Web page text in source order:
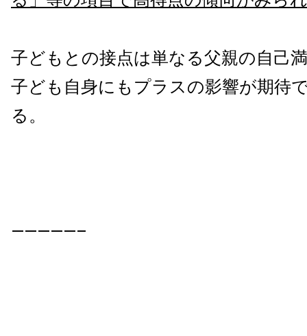
子どもとの接点は単なる父親の自己
子ども自身にもプラスの影響が期待
る。
—————–